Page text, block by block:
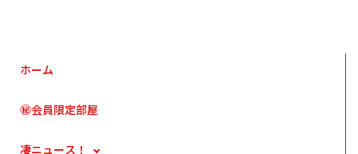
ホーム
㊙会員限定部屋
凄ニュース！